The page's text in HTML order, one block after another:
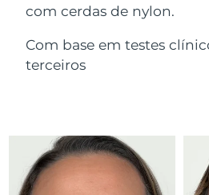
com cerdas de nylon.
Com base em testes
terceiros
FOREO APP
Kuwait
Líbano
Lituânia